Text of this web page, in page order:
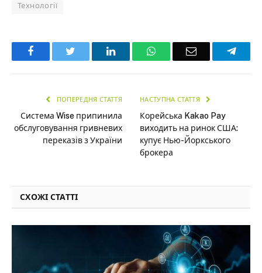
Технології
Facebook LinkedInWhatsAppEmail
ПОПЕРЕДНЯ СТАТТЯ
Система Wise припинила
обслуговування гривневих
переказів з України
НАСТУПНА СТАТТЯ
Корейська Kakao Pay
виходить на ринок США:
купує Нью-Йоркського
брокера
СХОЖІ СТАТТІ